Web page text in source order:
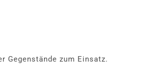
Gegenstände zum Einsatz.